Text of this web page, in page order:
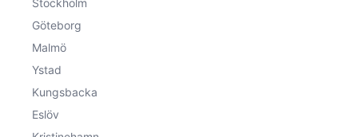
Göteborg
Malmö
Ystad
Kungsbacka
Eslöv